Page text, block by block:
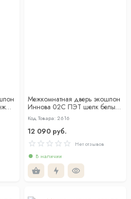
Межкомнатная дверь экошпон
Иннова 02С ПЭТ шелк белый
глухая
Код Товара: 2616
12 090 руб.
Нет отзывов
В наличии